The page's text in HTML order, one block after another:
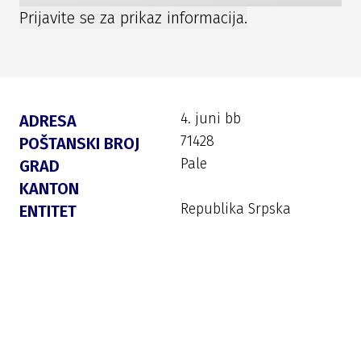
Prijavite se za prikaz informacija.
ADRESA 4. juni bb
POŠTANSKI BROJ 71428
GRAD Pale
KANTON
ENTITET
Republika Srpska